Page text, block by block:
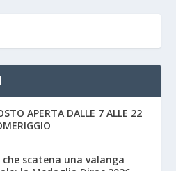
APERTA DALLE 7 ALLE 22
scatena una valanga